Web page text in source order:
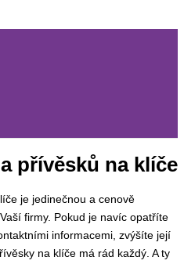
přívěsků na klíče
je jedinečnou a cenově
firmy. Pokud je navíc opatříte
informacemi, zvýšíte její
na klíče má rád každý. A ty